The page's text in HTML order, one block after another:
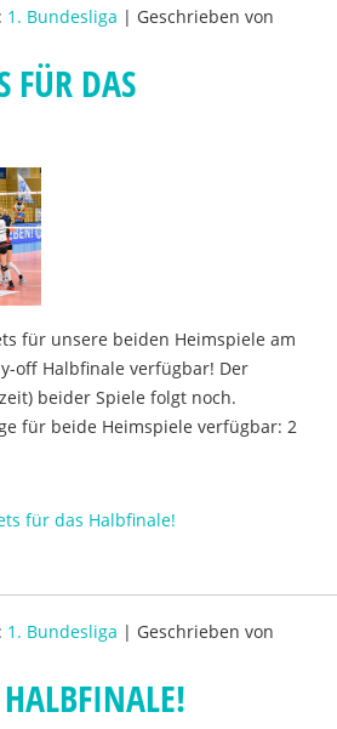
1. Bundesliga | Geschrieben von
FÜR DAS
für unsere beiden Heimspiele am
off Halbfinale verfügbar! Der
beider Spiele folgt noch.
für beide Heimspiele verfügbar: 2
für das Halbfinale!
1. Bundesliga | Geschrieben von